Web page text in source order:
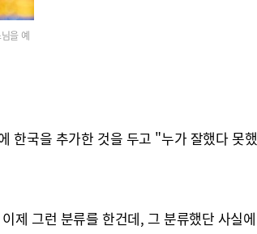
을 예
한국을 추가한 것을 두고 "누가 잘했다 못
제 그런 분류를 한건데, 그 분류했단 사실